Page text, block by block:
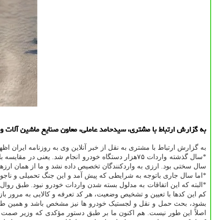
به گزارش ارتباط با مشتری، سیدحامد عاملی، معاون صنایع ماشین
به گزارش ارتباط با مشتری به نقل از خبر آنلاین وی به روزنامه ایران
سال سختی بود. ارزی به واردکنندگان تخصیص داده نشد و ما از همان ارزهای مربوط به سپرده خود و
*اما سال جاری باتوجه به شرایطی که پیش آمد و این جنگ تحمیلی و
*البته که این اتفاقات به مدلول بسته شدن واردات خودرو نبود.
کم این کدها با تعیین و تشخیص وضعیت، هر کد تعرفه و کالایی به مرور
بشود، بحث حمل و نقل و لجستیک خودرو ها نیز مشخص باشد و همین